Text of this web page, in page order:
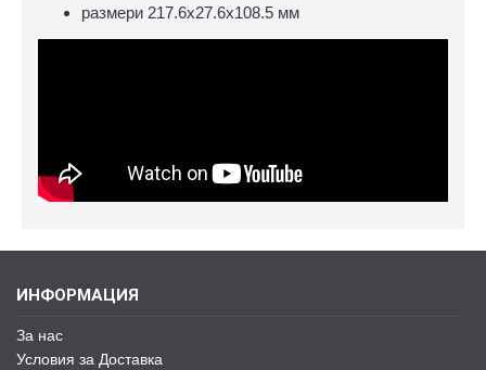
размери 217.6х27.6х108.5 мм
ИНФОРМАЦИЯ
За нас
Условия за Доставка